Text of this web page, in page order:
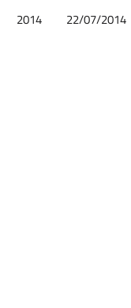
2014 22/07/2014